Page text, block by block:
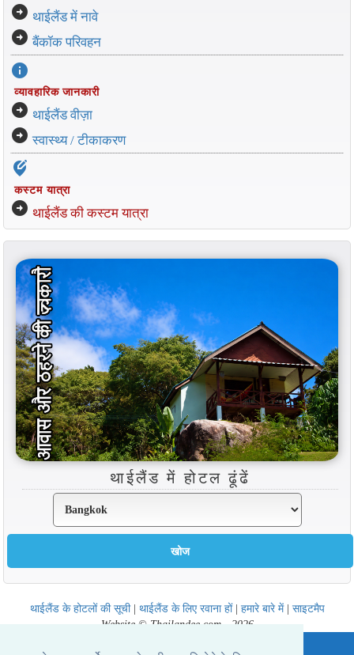
arrow_circle_right थाईलैंड में नावे
arrow_circle_right बैंकॉक परिवहन
info
व्यावहारिक जानकारी
arrow_circle_right थाईलैंड वीज़ा
arrow_circle_right स्वास्थ्य / टीकाकरण
edit_location_alt
कस्टम यात्रा
arrow_circle_right थाईलैंड की कस्टम यात्रा
थाईलैंड में होटल ढूंढें
थाईलैंड के होटलों की सूची| थाईलैंड के लिए रवाना हों| हमारे बारे में| साइटमैप
Website © Thailandee.com - 2026